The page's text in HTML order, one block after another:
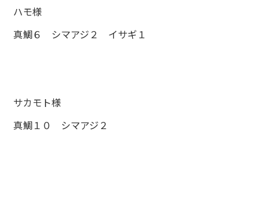
ハモ様
真鯛６ シマアジ２ イサギ１
サカモト様
真鯛１０ シマアジ２